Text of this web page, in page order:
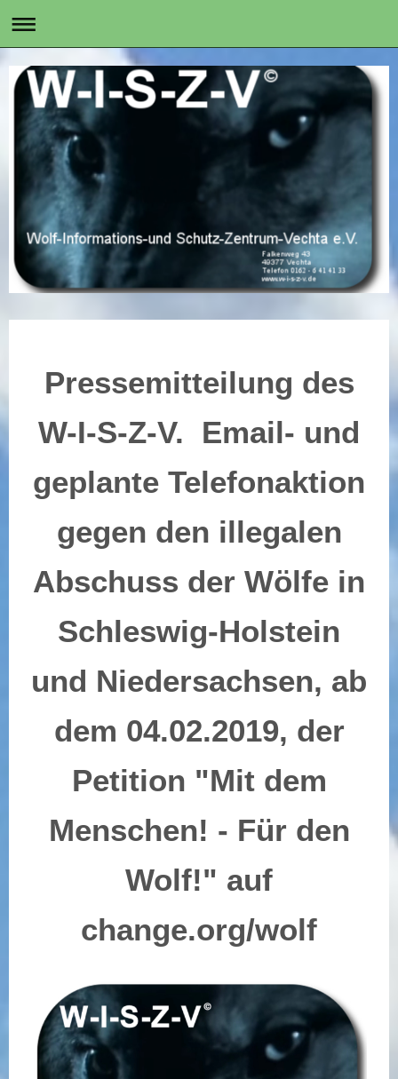
Pressemitteilung des
W-I-S-Z-V. Email- und
geplante Telefonaktion
gegen den illegalen
Abschuss der Wölfe in
Schleswig-Holstein
und Niedersachsen, ab
dem 04.02.2019, der
Petition "Mit dem
Menschen! - Für den
Wolf!" auf
change.org/wolf